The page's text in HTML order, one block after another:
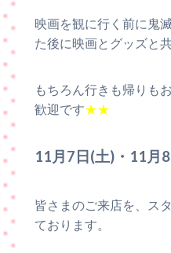
映画を観に行く前に鬼
た後に映画とグッズと
もちろん行きも帰りも
歓迎です★★
11月7日(土)・11月
皆さまのご来店を、ス
ております。